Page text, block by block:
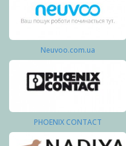
Neuvoo.com.ua
PHOENIX CONTACT